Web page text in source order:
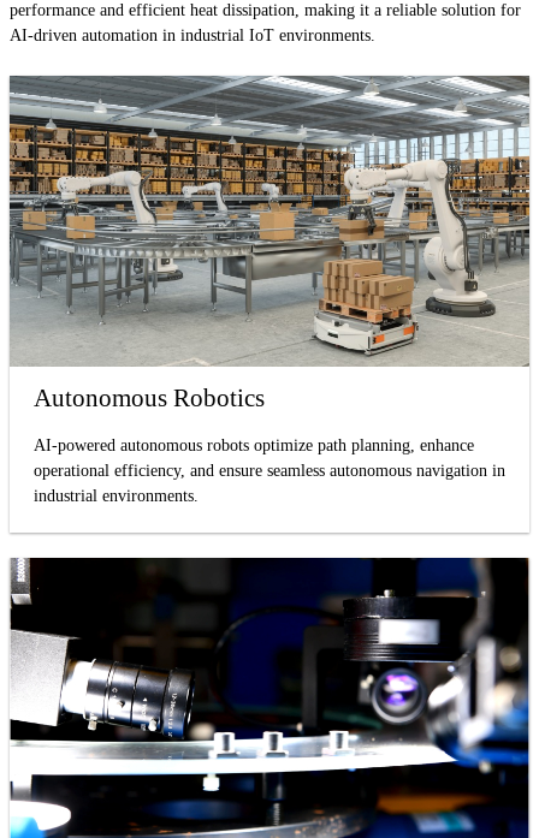
performance and efficient heat dissipation, making it a reliable solution for
AI-driven automation in industrial IoT environments.
Autonomous Robotics
AI-powered autonomous robots optimize path planning, enhance
operational efficiency, and ensure seamless autonomous navigation in
industrial environments.